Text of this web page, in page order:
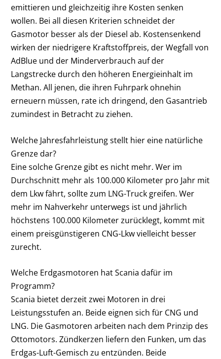
emittieren und gleichzeitig ihre Kosten senken
wollen. Bei all diesen Kriterien schneidet der
Gasmotor besser als der Diesel ab. Kostensenkend
wirken der niedrigere Kraftstoffpreis, der Wegfall von
AdBlue und der Minderverbrauch auf der
Langstrecke durch den höheren Energieinhalt im
Methan. All jenen, die ihren Fuhrpark ohnehin
erneuern müssen, rate ich dringend, den Gasantrieb
zumindest in Betracht zu ziehen.
Welche Jahresfahrleistung stellt hier eine natürliche
Grenze dar?
Eine solche Grenze gibt es nicht mehr. Wer im
Durchschnitt mehr als 100.000 Kilometer pro Jahr mit
dem Lkw fährt, sollte zum LNG-Truck greifen. Wer
mehr im Nahverkehr unterwegs ist und jährlich
höchstens 100.000 Kilometer zurücklegt, kommt mit
einem preisgünstigeren CNG-Lkw vielleicht besser
zurecht.
Welche Erdgasmotoren hat Scania dafür im
Programm?
Scania bietet derzeit zwei Motoren in drei
Leistungsstufen an. Beide eignen sich für CNG und
LNG. Die Gasmotoren arbeiten nach dem Prinzip des
Ottomotors. Zündkerzen liefern den Funken, um das
Erdgas-Luft-Gemisch zu entzünden. Beide